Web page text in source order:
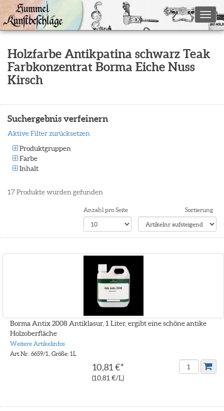
Holzfarbe Antikpatina schwarz Teak
Farbkonzentrat Borma Eiche Nuss
Kirsch
Suchergebnis verfeinern
Aktive Filter zurücksetzen
Produktgruppen
Farbe
Inhalt
17Produkte wurden gefunden
Anzahl pro Seite Sortierung
Borma Antix 2008 Antiklasur, 1 Liter, ergibt eine schöne antike
Holzoberfläche
Weitere Artikelinfos
Art.Nr.: 6659/1, Größe: 1L
10,81 €*
(10,81 €/L)